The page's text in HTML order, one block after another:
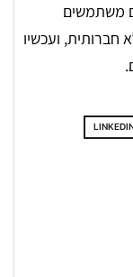
משתמשים
חברותית, ועכשיו